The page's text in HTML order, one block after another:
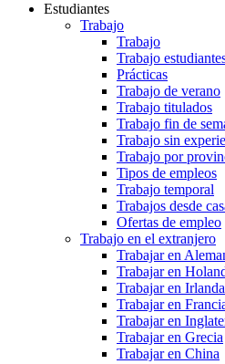
Estudiantes
Trabajo
Trabajo
Trabajo
Prácticas
Trabajo de verano
Trabajo titulados
Trabajo fin de
Trabajo sin
Trabajo por
Tipos de empleos
Trabajo temporal
Trabajos desde
Ofertas de empleo
Trabajo en el extranjero
Trabajar en
Trabajar en
Trabajar en Irlanda
Trabajar en
Trabajar en
Trabajar en Grecia
Trabajar en China